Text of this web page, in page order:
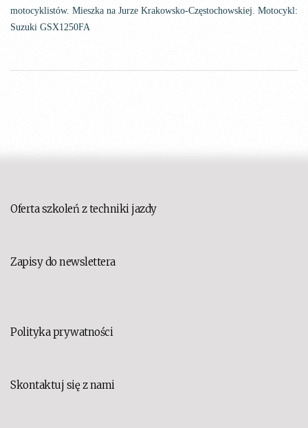
motocyklistów. Mieszka na Jurze Krakowsko-Częstochowskiej. Motocykl:
Suzuki GSX1250FA
Oferta szkoleń z techniki jazdy
Zapisy do newslettera
Polityka prywatności
Skontaktuj się z nami